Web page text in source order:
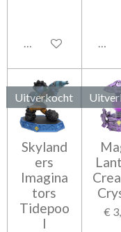
Houd mij op de
Uitverkocht
Skyland
ers
Imagina
tors
Tidepoo
l
€